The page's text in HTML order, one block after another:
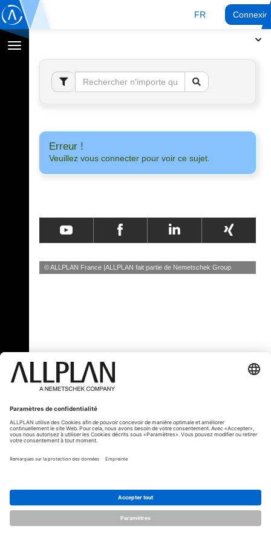
FR
Afficher
Erreur !
Veuillez vous connecter pour voir ce sujet.
© ALLPLAN France ALLPLAN fait partie de Nemetschek Group